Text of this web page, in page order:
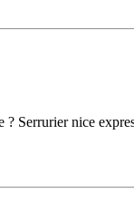
Serrurier nice